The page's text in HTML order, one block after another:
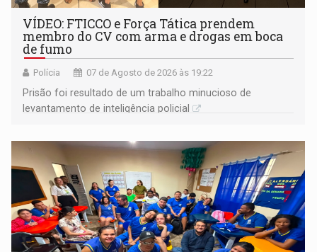
VÍDEO: FTICCO e Força Tática prendem
membro do CV com arma e drogas em boca
de fumo
Polícia 07 de Agosto de 2026 às 19:22
Prisão foi resultado de um trabalho minucioso de
levantamento de inteligência policial